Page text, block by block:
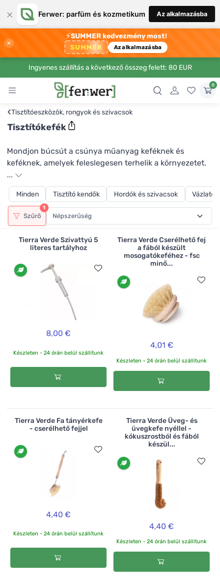
× Ferwer: parfüm és kozmetikum Az alkalmazásba
×
⚡SUMMER kedvezmény most!
SUMMER Az alkalmazásba
Ingyenes szállítás a következő összeg felett: 80 EUR
0
‹Tisztítóeszközök, rongyok és szivacsok
Tisztítókefék
Mondjon búcsút a csúnya műanyag keféknek és
keféknek, amelyek feleslegesen terhelik a környezetet.
A Casa Organica természetes anyagokból, nevezetesen
kókuszrostból és fából készült alternatívákat kínál.
Amellett, hogy funkcionálisak, a szemnek is nagyon
tetszenek, és a természet egy újabb darabját hozzák be
otthonába. Üdvözölje otthonában a fa WC-kefét , a
készült növényi kefét. Melyik terméket próbálja ki
...
Minden Tisztító kendők Hordók és szivacsok Vázlatok
Szűrő
1
Tierra Verde Szivattyú 5
literes tartályhoz
8,00 €
Készleten - 24 órán belül szállítunk
Tierra Verde Cserélhető fej
a fából készült
mosogatókeféhez - fsc
minő...
4,01 €
Készleten - 24 órán belül szállítunk
Tierra Verde Fa tányérkefe
- cserélhető fejjel
4,40 €
Készleten - 24 órán belül szállítunk
Tierra Verde Üveg- és
üvegkefe nyéllel -
kókuszrostból és fából
készül...
4,40 €
Készleten - 24 órán belül szállítunk